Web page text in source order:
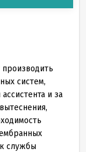
производить
систем,
и за
службы